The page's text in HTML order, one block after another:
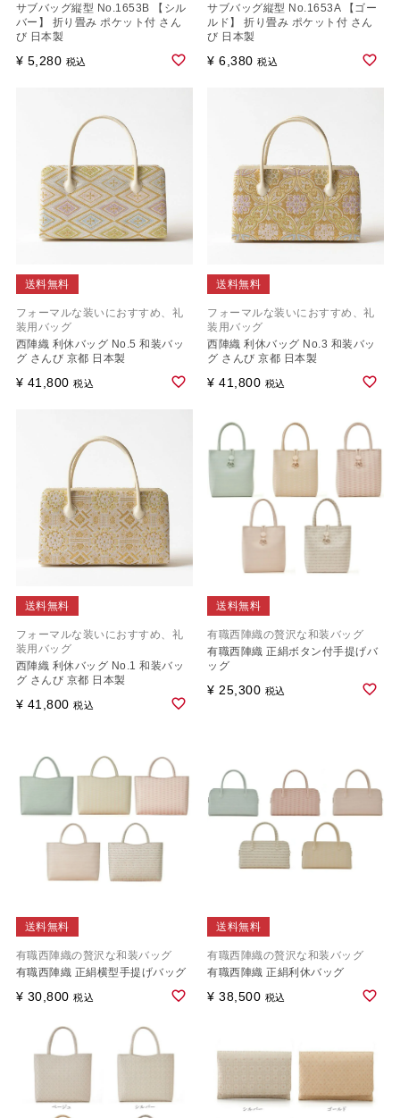
サブバッグ縦型 No.1653B 【シル
バー】 折り畳み ポケット付 さん
び 日本製
¥ 5,280 税込
サブバッグ縦型 No.1653A 【ゴー
ルド】 折り畳み ポケット付 さん
び 日本製
¥ 6,380 税込
送料無料
フォーマルな装いにおすすめ、礼
装用バッグ
西陣織 利休バッグ No.5 和装バッ
グ さんび 京都 日本製
¥ 41,800 税込
送料無料
フォーマルな装いにおすすめ、礼
装用バッグ
西陣織 利休バッグ No.3 和装バッ
グ さんび 京都 日本製
¥ 41,800 税込
送料無料
フォーマルな装いにおすすめ、礼
装用バッグ
西陣織 利休バッグ No.1 和装バッ
グ さんび 京都 日本製
¥ 41,800 税込
送料無料
有職西陣織の贅沢な和装バッグ
有職西陣織 正絹ボタン付手提げバ
ッグ
¥ 25,300 税込
送料無料
有職西陣織の贅沢な和装バッグ
有職西陣織 正絹横型手提げバッグ
¥ 30,800 税込
送料無料
有職西陣織の贅沢な和装バッグ
有職西陣織 正絹利休バッグ
¥ 38,500 税込